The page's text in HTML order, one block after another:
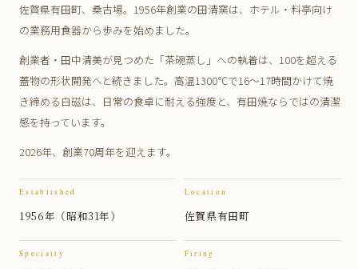
佐賀県有田町、桑古場。1956年創業の田清窯は、ホテル・料亭向け
の業務用食器から歩みを始めました。
創業者・田中清美が見つめた「茶碗蒸し」への執着は、100を超える
蓋物の形状開発へと続きました。高温1300℃で16〜17時間かけて焼
き締める白磁は、日常の食卓に耐える強度と、有田焼ならではの清潔
感を持っています。
2026年、創業70周年を迎えます。
Established
1956年（昭和31年）
Location
佐賀県有田町
Specialty Firing